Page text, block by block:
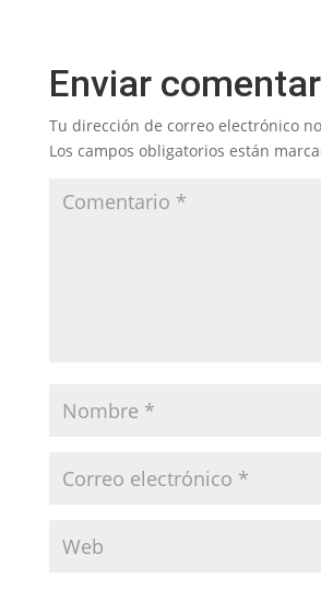
Enviar
Tu dirección de correo electrónico
Los campos obligatorios están